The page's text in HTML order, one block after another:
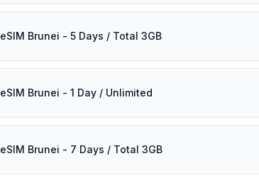
eSIM Brunei - 5 Days / Total 3GB
eSIM Brunei - 1 Day / Unlimited
eSIM Brunei - 7 Days / Total 3GB